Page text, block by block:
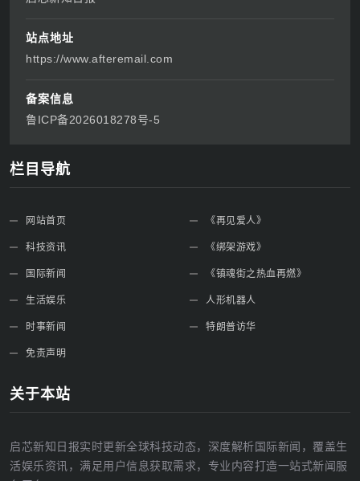
站点地址
https://www.afteremail.com
备案信息
鲁ICP备2026018278号-5
栏目导航
网站首页
科技资讯
国际新闻
生活娱乐
时事新闻
免责声明
《再见爱人》
《绑架游戏》
《镇魂街之热血再燃》
人形机器人
特朗普访华
关于本站
启芯新知日报实时更新全球科技动态，深度解析国际新闻，覆盖生
活娱乐资讯，满足用户信息获取需求，专业内容打造一站式新闻服